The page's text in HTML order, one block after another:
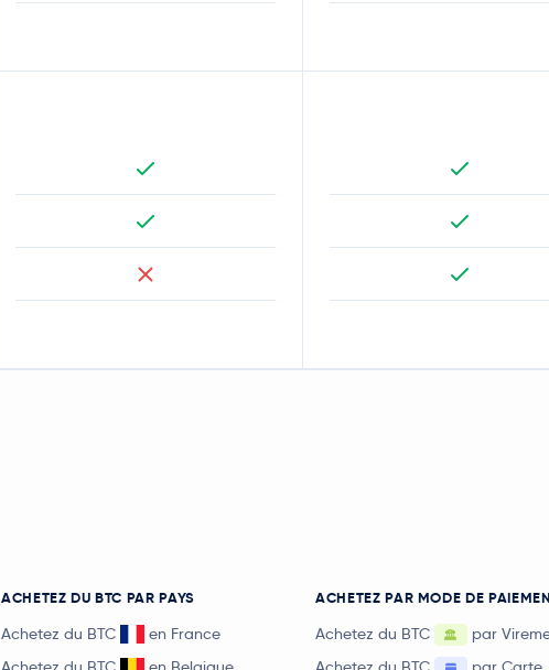
ACHETEZ DU BTC PAR PAYS
Achetez du BTC
en France
ACHETEZ PAR MODE DE
Achetez du BTC
par